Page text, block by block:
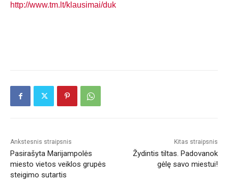
http://www.tm.lt/klausimai/duk
Ankstesnis straipsnis
Pasirašyta Marijampolės
miesto vietos veiklos grupės
steigimo sutartis
Kitas straipsnis
Žydintis tiltas. Padovanok
gėlę savo miestui!